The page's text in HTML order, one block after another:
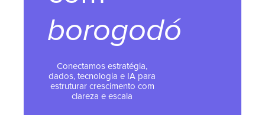
borogodó
Conectamos estratégia,
dados, tecnologia e IA para
estruturar crescimento com
clareza e escala